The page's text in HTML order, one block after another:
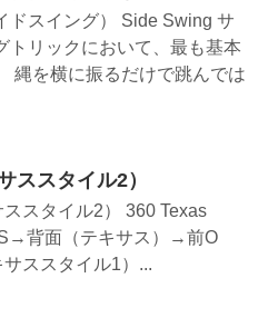
ドスイング） Side Swing サ
トリックにおいて、最も基本
縄を横に振るだけで跳んでは
ススタイル2）
スタイル2） 360 Texas
背面（テキサス）→前O
サススタイル1）...